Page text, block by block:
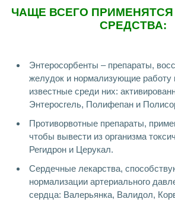
ЧАЩЕ ВСЕГО
СРЕДСТВА:
Энтеросорбенты – препараты,
желудок и нормализующие
известные среди них:
Энтеросгель, Полифепан и
Противорвотные препараты,
чтобы вывести из организма
Регидрон и Церукал.
Сердечные лекарства,
нормализации артериального
сердца: Валерьянка, Валидол,